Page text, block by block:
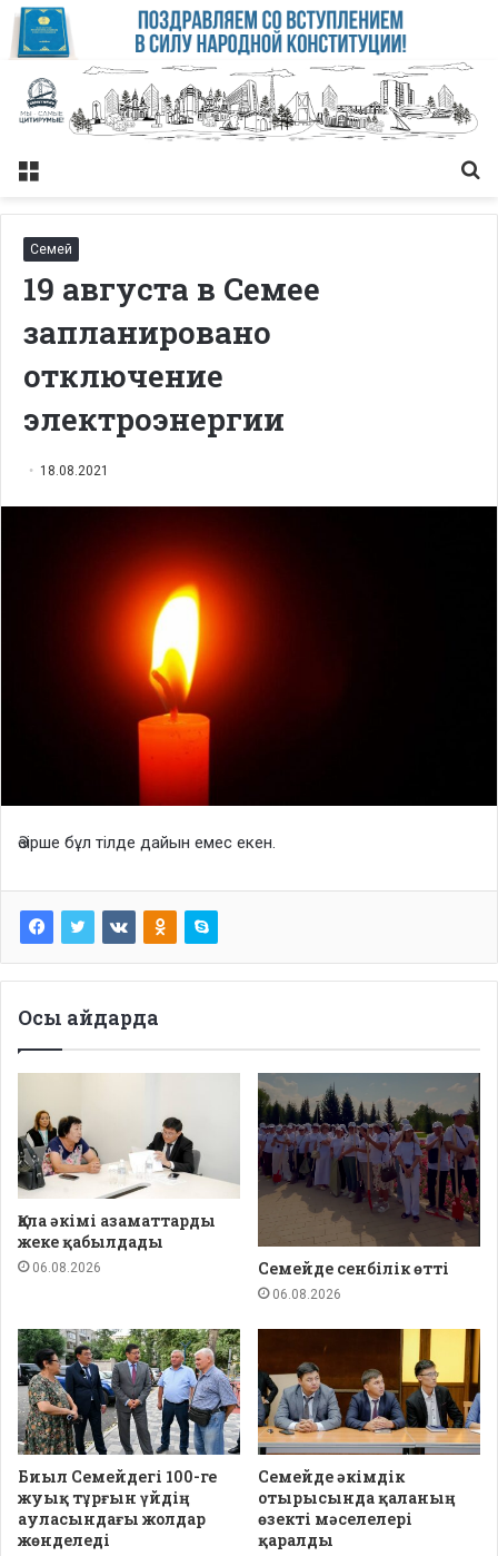
Меню
Семей
19 августа в Семее
запланировано
отключение
электроэнергии
18.08.2021
Әзірше бұл тілде дайын емес екен.
Осы айдарда
Қала әкімі азаматтарды
жеке қабылдады
06.08.2026 Семейде сенбілік өтті
06.08.2026
Биыл Семейдегі 100-ге
жуық тұрғын үйдің
ауласындағы жолдар
жөнделеді
Семейде әкімдік
отырысында қаланың
өзекті мәселелері
қаралды